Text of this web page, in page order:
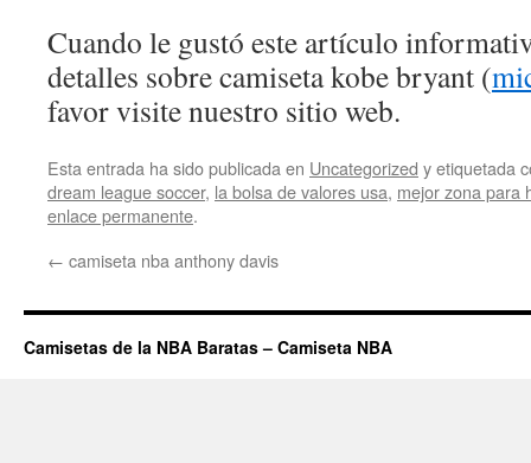
Cuando le gustó este artículo
detalles sobre camiseta kobe bryant (
favor visite nuestro sitio web.
Esta entrada ha sido publicada en Uncategorized y etiquetada
dream league soccer, la bolsa de valores usa, mejor zona para
enlace permanente.
← camiseta nba anthony davis
Camisetas de la NBA Baratas – Camiseta NBA